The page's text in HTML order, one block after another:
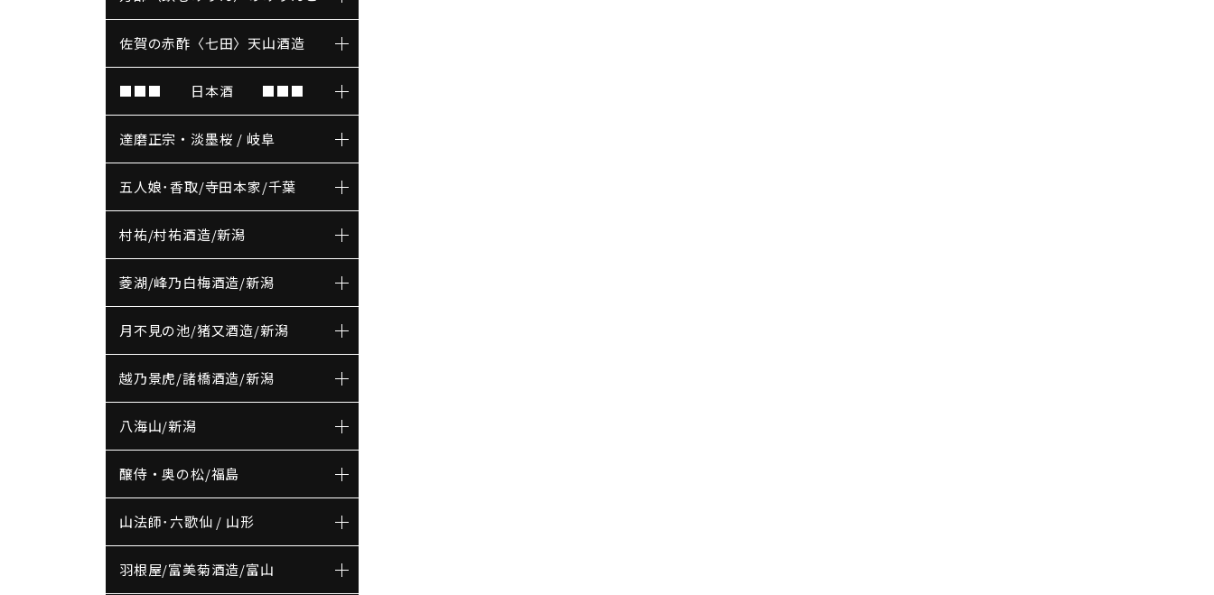
佐賀の赤酢〈七田〉天山酒造
■■■ 日本酒 ■■■
達磨正宗・淡墨桜 / 岐阜
五人娘･香取/寺田本家/千葉
村祐/村祐酒造/新潟
菱湖/峰乃白梅酒造/新潟
月不見の池/猪又酒造/新潟
越乃景虎/諸橋酒造/新潟
八海山/新潟
醸侍・奥の松/福島
山法師･六歌仙 / 山形
羽根屋/富美菊酒造/富山